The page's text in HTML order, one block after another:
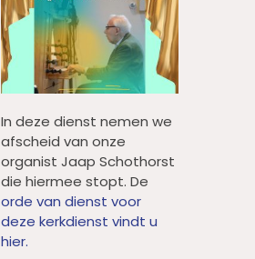
In deze dienst nemen we
afscheid van onze
organist Jaap Schothorst
die hiermee stopt. De
orde van dienst voor
deze kerkdienst vindt u
hier.